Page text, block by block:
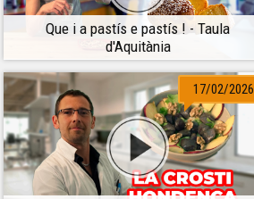
Que i a pastís e pastís ! - Taula
d'Aquitània
17/02/2026